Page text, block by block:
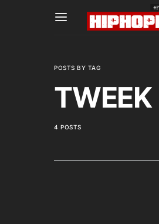
POSTS BY TAG
TWEEK
4 POSTS